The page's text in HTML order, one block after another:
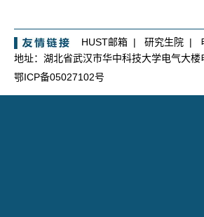
HUST邮箱 | 研究生院 |
地址：湖北省武汉市华中科技大学电气大
鄂ICP备05027102号